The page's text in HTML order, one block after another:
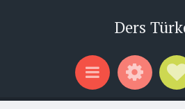
Ders
Menu Widgets